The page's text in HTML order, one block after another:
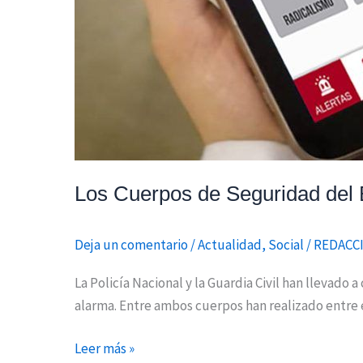
Los Cuerpos de Seguridad
Deja un comentario/Actualidad, Social /
La Policía Nacional y la Guardia Civil han llevado
alarma. Entre ambos cuerpos han realizado
Leer más »